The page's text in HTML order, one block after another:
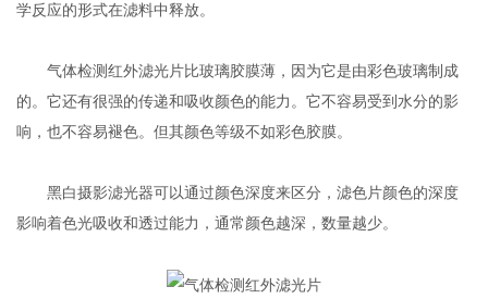
学反应的形式在滤料中释放。
气体检测红外滤光片比玻璃胶膜薄，因为它是由彩色玻璃制成
的。它还有很强的传递和吸收颜色的能力。它不容易受到水分的影
响，也不容易褪色。但其颜色等级不如彩色胶膜。
黑白摄影滤光器可以通过颜色深度来区分，滤色片颜色的深度
影响着色光吸收和透过能力，通常颜色越深，数量越少。